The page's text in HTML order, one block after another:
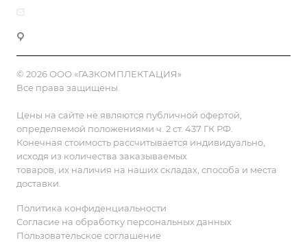
© 2026 ООО «ГАЗКОМПЛЕКТАЦИЯ»
Все права защищены.
Цены на сайте не являются публичной офертой,
определяемой положениями ч. 2 ст. 437 ГК РФ.
Конечная стоимость рассчитывается индивидуально,
исходя из количества заказываемых
товаров, их наличия на наших складах, способа и места
доставки.
Политика конфиденциальности
Согласие на обработку персональных данных
Пользовательское соглашение